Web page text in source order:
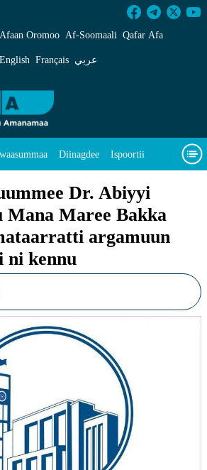
Dr. Abiyyi Ahimad Boru
Afaan Oromoo Af‑Soomaali Qafar Afa
English Français عربي
Diinagdee Ispoortii
Waa’ee keenya
Dr. Abiyyi
Mana Maree Bakka
argamuun
ni kennu